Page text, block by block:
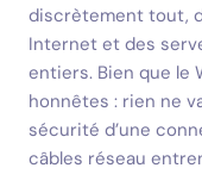
discrètement tout,
Internet et des
entiers. Bien que le
honnêtes : rien ne
sécurité d’une
câbles réseau